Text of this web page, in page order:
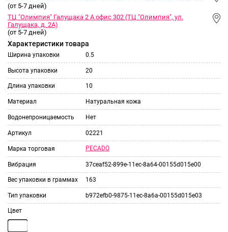
(от 5-7 дней)
ТЦ "Олимпия" Галущака 2 А офис 302 (ТЦ "Олимпия", ул.
Галущака, д. 2А)
(от 5-7 дней)
Характеристики товара
Ширина упаковки 0.5
Высота упаковки 20
Длина упаковки 10
Материал Натуральная кожа
Водонепроницаемость Нет
Артикул 02221
Марка торговая PECADO
Вибрация 37ceaf52-899e-11ec-8a64-00155d015e00
Вес упаковки в граммах 163
Тип упаковки b972efb0-9875-11ec-8a6a-00155d015e03
Цвет